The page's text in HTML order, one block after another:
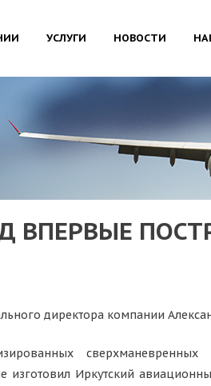
УСЛУГИ НОВОСТИ
ВПЕРВЫЕ
директора компании
сверхманевренных
изготовил Иркутский